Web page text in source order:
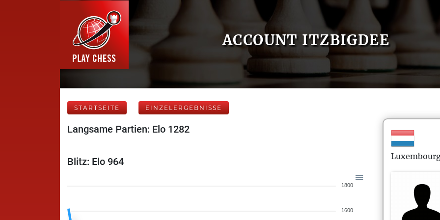
ACCOUNT ITZBIGDEE
STARTSEITE EINZELERGEBNISSE
Langsame Partien: Elo 1282
Blitz: Elo 964
1800
1600